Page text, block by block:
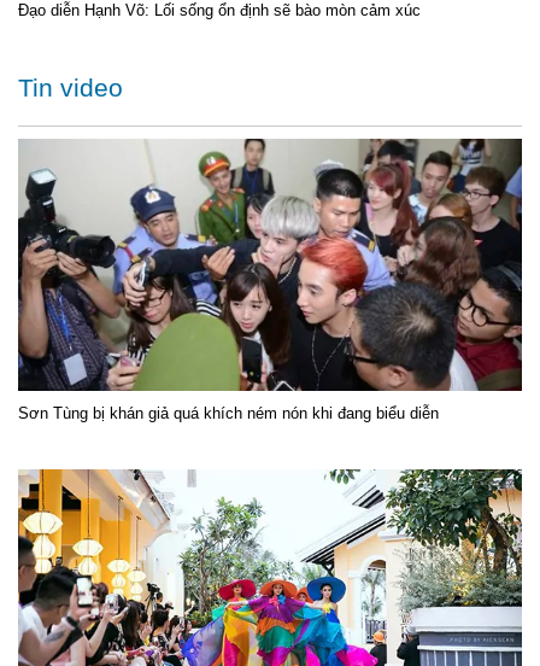
Đạo diễn Hạnh Võ: Lối sống ổn định sẽ bào mòn cảm xúc
Tin video
Sơn Tùng bị khán giả quá khích ném nón khi đang biểu diễn